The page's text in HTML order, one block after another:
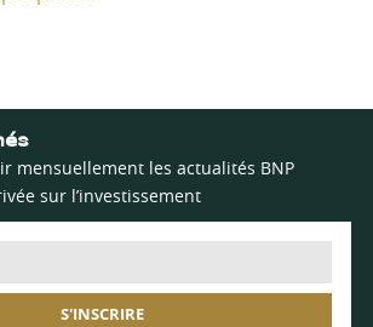
mensuellement les actualités BNP
sur l’investissement
S'INSCRIRE